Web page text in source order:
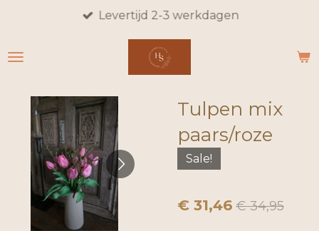
naar
hoofdinhoud
Levertijd 2-3 werkdagen
Tulpen mix
paars/roze
Sale!
€ 31,46 € 34,95